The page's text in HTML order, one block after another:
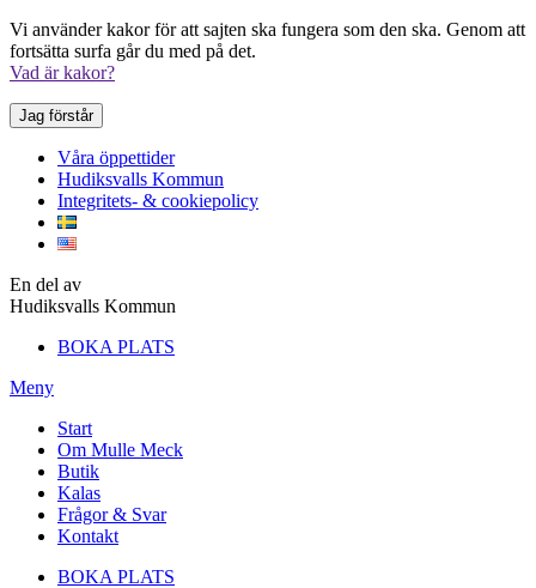
Vi använder kakor för att sajten ska fungera som den ska. Genom att
fortsätta surfa går du med på det.
Vad är kakor?
Jag förstår
Våra öppettider
Hudiksvalls Kommun
Integritets- & cookiepolicy
En del av
Hudiksvalls Kommun
BOKA PLATS
Meny
Start
Om Mulle Meck
Butik
Kalas
Frågor & Svar
Kontakt
BOKA PLATS